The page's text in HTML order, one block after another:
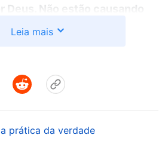
Deus. Não estão causando
”(A Palavra, vol. 1: A aparição
no coração; vi que eu
Nossos líderes da igreja
Leia mais
prática da verdade